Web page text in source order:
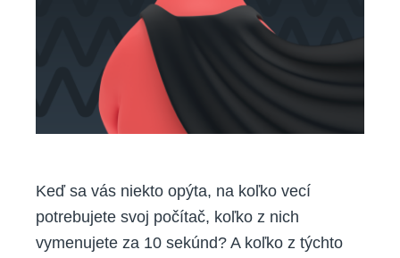
inkognito
móde?
Keď sa vás niekto opýta, na koľko vecí
potrebujete svoj počítač, koľko z nich
vymenujete za 10 sekúnd? A koľko z týchto